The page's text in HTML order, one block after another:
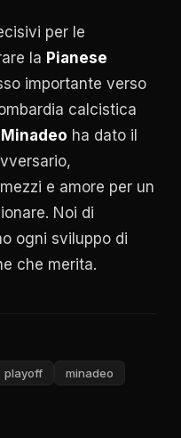
per le
la Pianese
importante verso
calcistica
Minadeo ha dato il
e amore per un
Noi di
ogni sviluppo di
che merita.
playoff
minadeo